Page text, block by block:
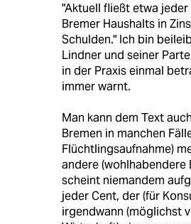
"Aktuell fließt etwa
Bremer Haushalts in
Schulden." Ich bin
Lindner und seiner
in der Praxis einmal
immer warnt.
Man kann dem Text
Bremen in manchen
Flüchtlingsaufnahme)
andere (wohlhabendere
scheint niemandem
jeder Cent, der (für
irgendwann (möglichst